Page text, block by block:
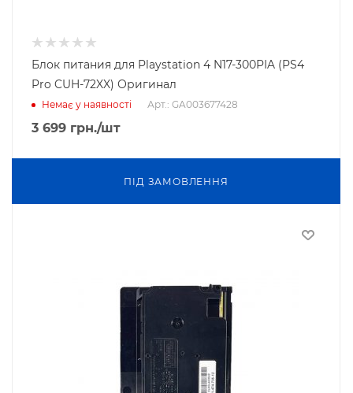
Блок питания для Playstation 4 N17-300PIA (PS4
Pro CUH-72XX) Оригинал
Немає у наявності Арт.: GA003677428
3 699 грн./шт
ПIД ЗАМОВЛЕННЯ